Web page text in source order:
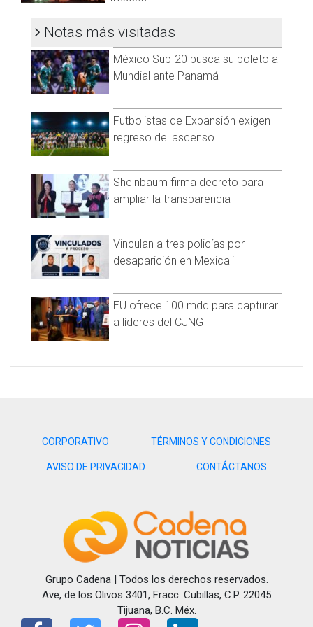
Notas más visitadas
México Sub-20 busca su boleto al
Mundial ante Panamá
Futbolistas de Expansión exigen
regreso del ascenso
Sheinbaum firma decreto para
ampliar la transparencia
Vinculan a tres policías por
desaparición en Mexicali
EU ofrece 100 mdd para capturar
a líderes del CJNG
CORPORATIVO TÉRMINOS Y CONDICIONES
AVISO DE PRIVACIDAD CONTÁCTANOS
Grupo Cadena | Todos los derechos reservados.
Ave, de los Olivos 3401, Fracc. Cubillas, C.P. 22045
Tijuana, B.C. Méx.